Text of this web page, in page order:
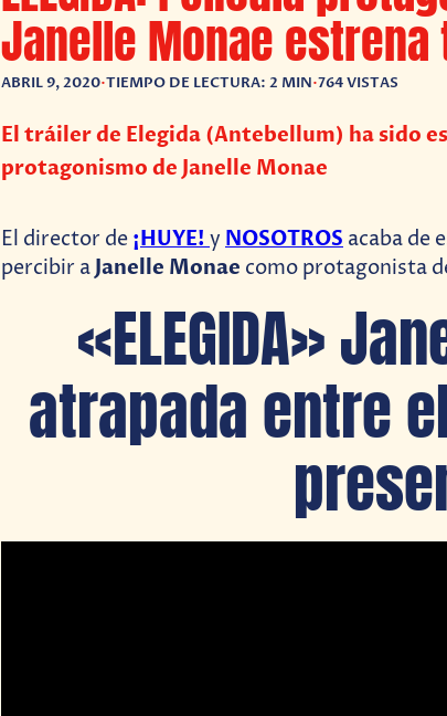
Janelle Monae
ABRIL 9, 2020•TIEMPO DE LECTURA: 2 MIN•764 VISTAS
El tráiler de Elegida (Antebellum) ha sido
protagonismo de Janelle Monae
El director de ¡HUYE!y NOSOTROS acaba de
percibir aJanelle Monae como protagonista
«ELEGIDA»
atrapada entre